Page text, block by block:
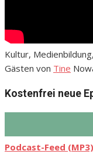
Kultur,
Gästen von Tine
Kostenfrei neue
Podcast-Feed (MP3)